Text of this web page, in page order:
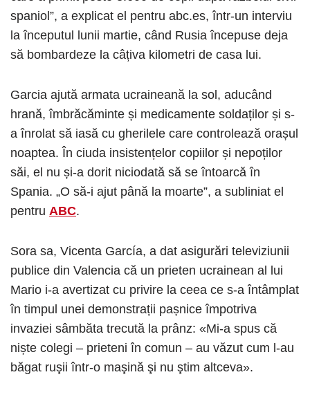
spaniol”, a explicat el pentru abc.es, într-un interviu
la începutul lunii martie, când Rusia începuse deja
să bombardeze la câțiva kilometri de casa lui.
Garcia ajută armata ucraineană la sol, aducând
hrană, îmbrăcăminte și medicamente soldaților și s-
a înrolat să iasă cu gherilele care controlează orașul
noaptea. În ciuda insistențelor copiilor și nepoților
săi, el nu și-a dorit niciodată să se întoarcă în
Spania. „O să-i ajut până la moarte”, a subliniat el
pentru ABC.
Sora sa, Vicenta García, a dat asigurări televiziunii
publice din Valencia că un prieten ucrainean al lui
Mario i-a avertizat cu privire la ceea ce s-a întâmplat
în timpul unei demonstrații pașnice împotriva
invaziei sâmbăta trecută la prânz: «Mi-a spus că
niște colegi – prieteni în comun – au văzut cum l-au
băgat ruşii într-o maşină şi nu ştim altceva».